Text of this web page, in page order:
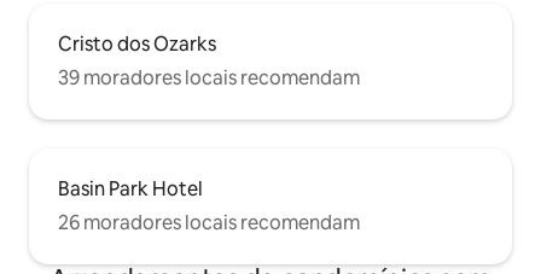
Cristo dos Ozarks
39 moradores locais recomendam
Basin Park Hotel
26 moradores locais recomendam